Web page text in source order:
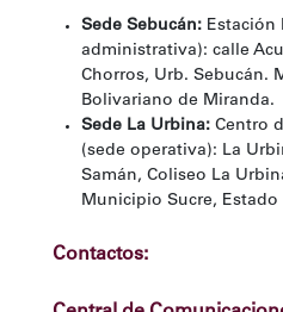
Sede Sebucán: Estación
administrativa): calle
Chorros, Urb. Sebucán.
Bolivariano de Miranda.
Sede La Urbina: Centro
(sede operativa): La
Samán, Coliseo La
Municipio Sucre,
Contactos: